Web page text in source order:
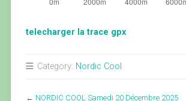
telecharger la trace gpx
Category: Nordic Cool
← NORDIC COOL Samedi 20 Décembre 2025